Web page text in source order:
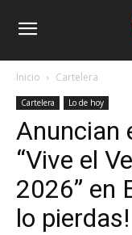
Inicio Cartelera
Cartelera Lo de hoy
Anuncian
“Vive el
2026” en
lo pierdas!